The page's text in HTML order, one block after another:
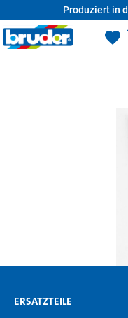
Produziert in
ERSATZTEILE